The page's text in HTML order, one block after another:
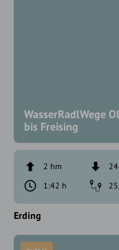
WasserRadlWege
bis Freising
2 hm
1:42 h
Erding